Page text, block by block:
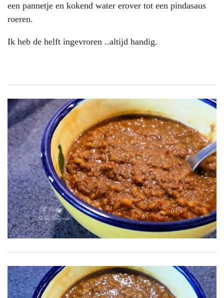
een pannetje en kokend water erover tot een pindasaus
roeren.
Ik heb de helft ingevroren ..altijd handig.